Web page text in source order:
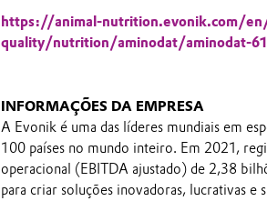
https://animal-nutrition.evonik.com/
quality/nutrition/aminodat/aminodat-
INFORMAÇÕES DA EMPRESA
A Evonik é uma das líderes mundiais em
100 países no mundo inteiro. Em 2021,
operacional (EBITDA ajustado) de 2,38
para criar soluções inovadoras, lucrativas e